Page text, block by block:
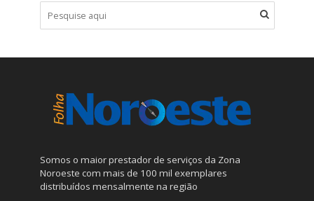
Somos o maior prestador de serviços da Zona
Noroeste com mais de 100 mil exemplares
distribuídos mensalmente na região